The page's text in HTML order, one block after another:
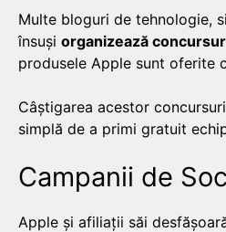
Multe bloguri de tehnologie,
însuși organizează
produsele Apple sunt oferite
Câștigarea acestor
simplă de a primi gratuit
Campanii de
Apple și afiliații săi